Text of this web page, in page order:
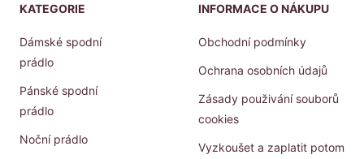
KATEGORIE
Dámské spodní
prádlo
Pánské spodní
prádlo
Noční prádlo
INFORMACE O NÁKUPU
Obchodní podmínky
Ochrana osobních údajů
Zásady použivání souborů
cookies
Vyzkoušet a zaplatit potom